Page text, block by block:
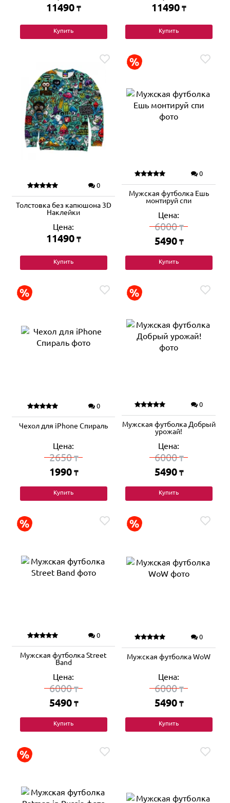
11490 ₸
Купить
11490 ₸
Купить
0
Толстовка без капюшона 3D
Наклейки
Цена:
11490 ₸
Купить
0
Мужская футболка Ешь
монтируй спи
Цена:
6000₸
5490 ₸
Купить
0
Чехол для iPhone Спираль
Цена:
2650₸
1990 ₸
Купить
0
Мужская футболка Добрый
урожай!
Цена:
6000₸
5490 ₸
Купить
0
Мужская футболка Street
Band
Цена:
6000₸
5490 ₸
Купить
0
Мужская футболка WoW
Цена:
6000₸
5490 ₸
Купить